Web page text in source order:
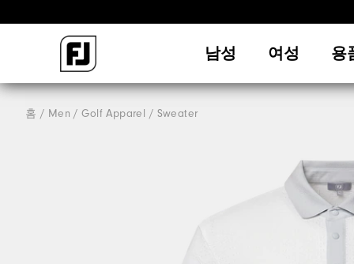
남성 여성 용
홈 Men Golf Apparel Sweater